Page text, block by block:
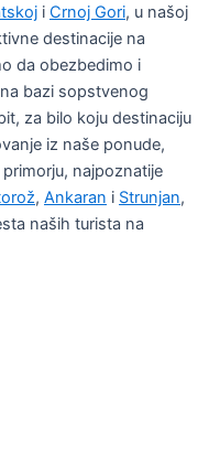
i Crnoj Gori, u našoj
destinacije na
da obezbedimo i
bazi sopstvenog
za bilo koju destinaciju
iz naše ponude,
najpoznatije
, Ankaran i Strunjan,
naših turista na